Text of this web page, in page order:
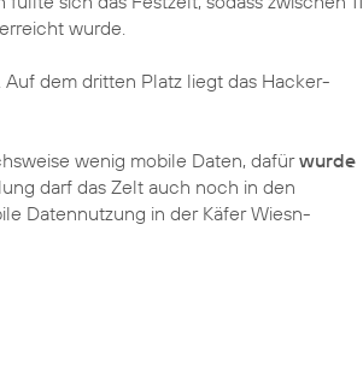
wurde.
Auf dem dritten Platz liegt das Hacker-
wenig mobile Daten, dafürwurde
darf das Zelt auch noch in den
Datennutzung in der Käfer Wiesn-